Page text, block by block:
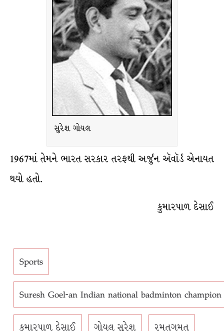
સુરેશ ગોયલ
1967માં તેમને ભારત સરકાર તરફથી અર્જુન ઍવૉર્ડ એનાયત
થયો હતો.
કુમારપાળ દેસાઈ
Sports
Suresh Goel-an Indian national badminton
કુમારપાળ દેસાઈ ગોયલ સુરેશ રમતગમત